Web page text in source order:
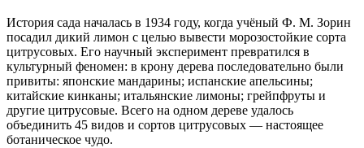
История сада началась в 1934 году, когда учёный Ф. М. Зорин
посадил дикий лимон с целью вывести морозостойкие сорта
цитрусовых. Его научный эксперимент превратился в
культурный феномен: в крону дерева последовательно были
привиты: японские мандарины; испанские апельсины;
китайские кинканы; итальянские лимоны; грейпфруты и
другие цитрусовые. Всего на одном дереве удалось
объединить 45 видов и сортов цитрусовых — настоящее
ботаническое чудо.